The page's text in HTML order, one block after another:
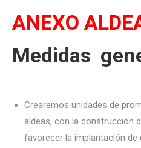
ANEXO
Medidas
Crearemos unidades de
aldeas, con la construcción
favorecer la implantación